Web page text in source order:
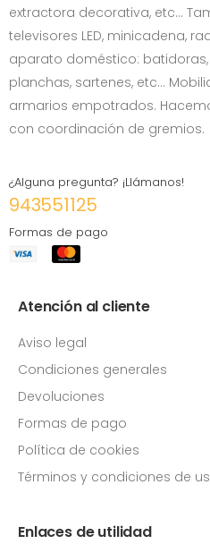
extractora decorativa, etc…
televisores LED, minicadena,
aparato doméstico:
planchas, sartenes, etc...
armarios empotrados.
con coordinación de gremios.
¿Alguna pregunta? ¡Llámanos!
943551125
Formas de pago
Atención al cliente
Aviso legal
Condiciones generales
Devoluciones
Formas de pago
Política de cookies
Términos y condiciones de
Enlaces de utilidad